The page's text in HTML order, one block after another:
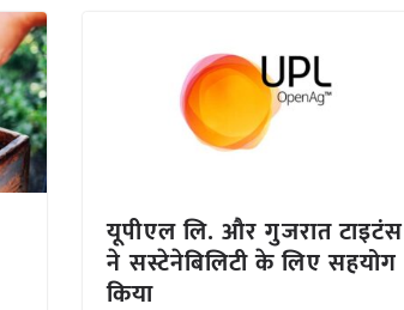
यूपीएल लि. और गुजरात टाइटंस
ने सस्टेनेबिलिटी के लिए सहयोग
किया